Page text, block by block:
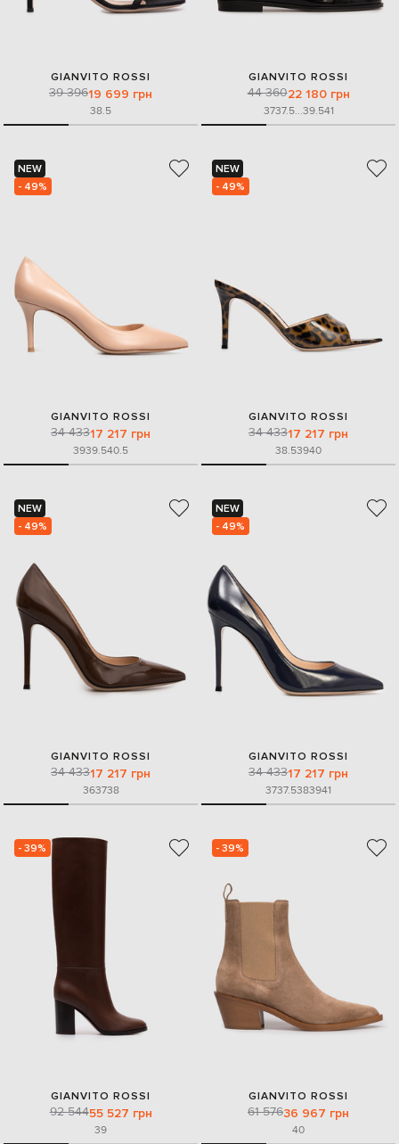
GIANVITO ROSSI
39 39619 699 грн
38.5
GIANVITO ROSSI
44 36022 180 грн
3737.5...39.541
NEW
- 49%
GIANVITO ROSSI
34 43317 217 грн
3939.540.5
NEW
- 49%
GIANVITO ROSSI
34 43317 217 грн
38.53940
NEW
- 49%
GIANVITO ROSSI
34 43317 217 грн
363738
NEW
- 49%
GIANVITO ROSSI
34 43317 217 грн
3737.5383941
- 39%
GIANVITO ROSSI
92 54455 527 грн
39
- 39%
GIANVITO ROSSI
61 57636 967 грн
40